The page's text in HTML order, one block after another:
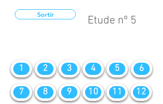
Sortir Etude nº 5
1 2 3 4 5 6
7 8 9 10 11 12